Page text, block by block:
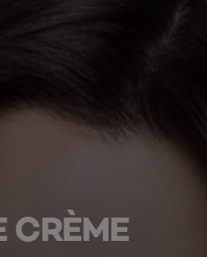
CRÈME